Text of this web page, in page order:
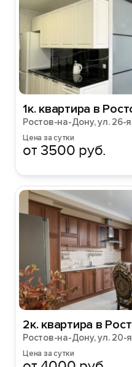
1к. квартира в
Ростов-на-Дону, ул. 26-
Цена за сутки
от 3500 руб.
2к. квартира в
Ростов-на-Дону, ул. 20-
Цена за сутки